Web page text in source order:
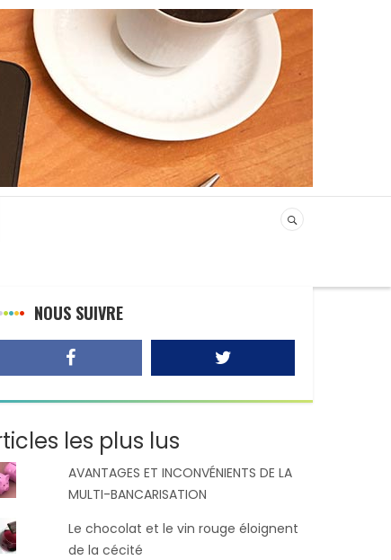
NOUS SUIVRE
les plus lus
AVANTAGES ET INCONVÉNIENTS DE LA
MULTI-BANCARISATION
Le chocolat et le vin rouge éloignent
de la cécité